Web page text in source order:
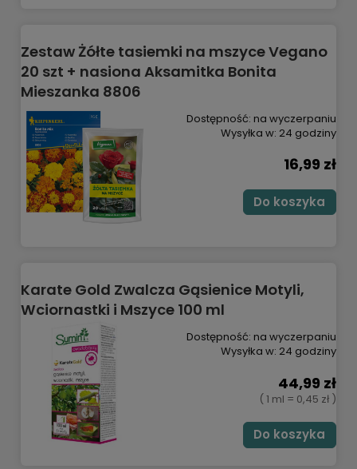
Zestaw Żółte tasiemki na mszyce Vegano
20 szt + nasiona Aksamitka Bonita
Mieszanka 8806
Dostępność: na wyczerpaniu
Wysyłka w: 24 godziny
16,99 zł
Do koszyka
Karate Gold Zwalcza Gąsienice Motyli,
Wciornastki i Mszyce 100 ml
Dostępność: na wyczerpaniu
Wysyłka w: 24 godziny
44,99 zł
( 1 ml = 0,45 zł )
Do koszyka